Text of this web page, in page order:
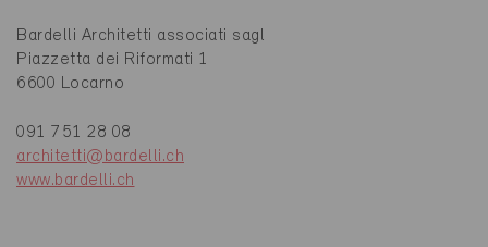
Bardelli Architetti associati sagl
Piazzetta dei Riformati 1
6600 Locarno
091 751 28 08
architetti@bardelli.ch
www.bardelli.ch